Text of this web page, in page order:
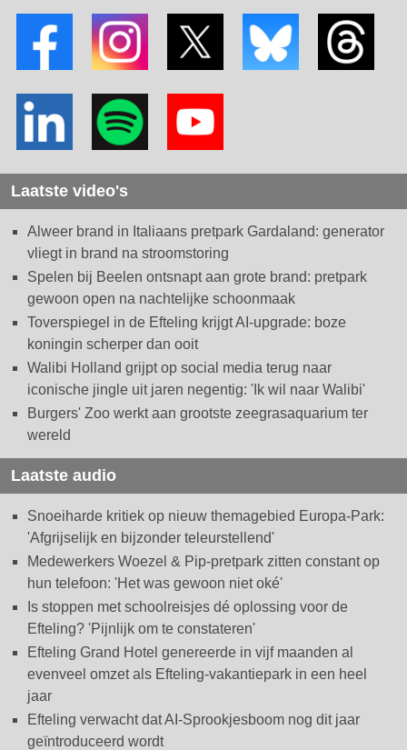
Laatste video's
Alweer brand in Italiaans pretpark Gardaland: generator
vliegt in brand na stroomstoring
Spelen bij Beelen ontsnapt aan grote brand: pretpark
gewoon open na nachtelijke schoonmaak
Toverspiegel in de Efteling krijgt AI-upgrade: boze
koningin scherper dan ooit
Walibi Holland grijpt op social media terug naar
iconische jingle uit jaren negentig: 'Ik wil naar Walibi'
Burgers' Zoo werkt aan grootste zeegrasaquarium ter
wereld
Laatste audio
Snoeiharde kritiek op nieuw themagebied Europa-Park:
'Afgrijselijk en bijzonder teleurstellend'
Medewerkers Woezel & Pip-pretpark zitten constant op
hun telefoon: 'Het was gewoon niet oké'
Is stoppen met schoolreisjes dé oplossing voor de
Efteling? 'Pijnlijk om te constateren'
Efteling Grand Hotel genereerde in vijf maanden al
evenveel omzet als Efteling-vakantiepark in een heel
jaar
Efteling verwacht dat AI-Sprookjesboom nog dit jaar
geïntroduceerd wordt